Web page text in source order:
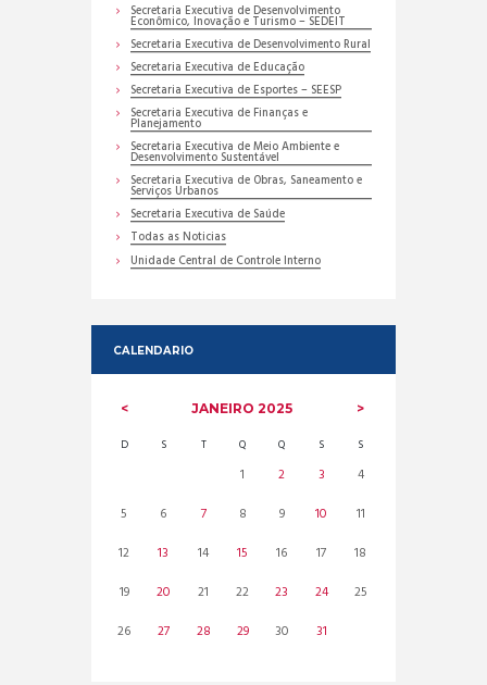
Secretaria Executiva de Desenvolvimento
Econômico, Inovação e Turismo – SEDEIT
Secretaria Executiva de Desenvolvimento Rural
Secretaria Executiva de Educação
Secretaria Executiva de Esportes – SEESP
Secretaria Executiva de Finanças e
Planejamento
Secretaria Executiva de Meio Ambiente e
Desenvolvimento Sustentável
Secretaria Executiva de Obras, Saneamento e
Serviços Urbanos
Secretaria Executiva de Saúde
Todas as Noticias
Unidade Central de Controle Interno
CALENDARIO
JANEIRO2025
D S T Q Q S S
1 2 3
4
5
6 7 8 9 10
11
12
13 14 15 16 17
18
19
20 21 22 23 24
25
26
27 28 29 30 31